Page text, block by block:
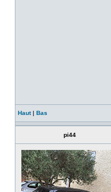
Haut| Bas
pi44